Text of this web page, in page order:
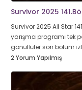
Survivor 2025
Survivor 2025 All Star
yarışma programı tek
gönüllüler son bölüm
2 Yorum Yapılmış